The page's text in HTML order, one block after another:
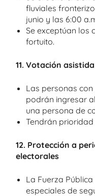
fluviales
junio y las 6:00
Se exceptúan los
fortuito.
11. Votación asistida
Las personas
podrán ingresar
una persona de
Tendrán
12. Protección a
electorales
La Fuerza
especiales de